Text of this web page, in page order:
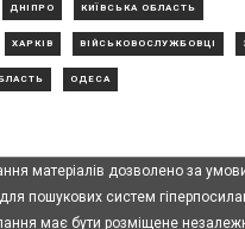
ДНІПРО КИЇВСЬКА ОБЛАСТЬ
ХАРКІВ ВІЙСЬКОВОСЛУЖБОВЦІ
ОДЕСА
матеріалів дозволено за
пошукових систем
має бути розміщене